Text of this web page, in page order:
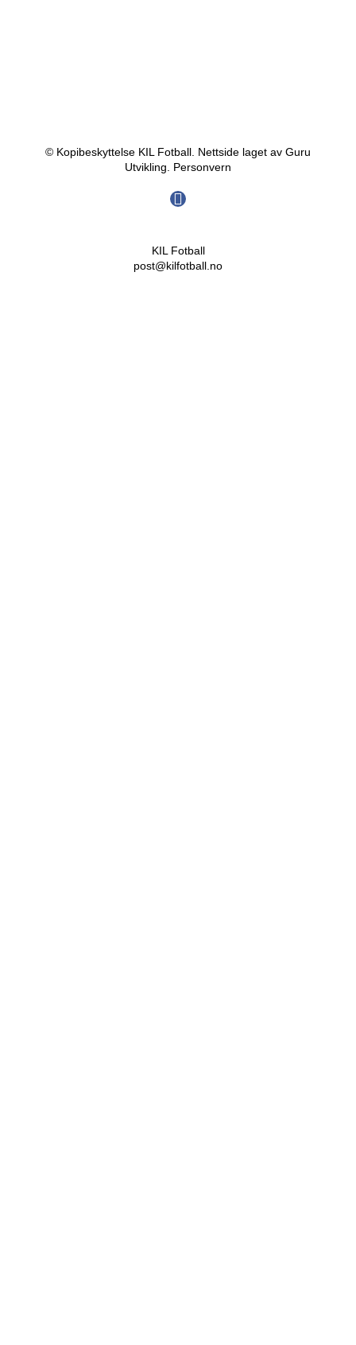
© Kopibeskyttelse KIL Fotball. Nettside laget av Guru
Utvikling. Personvern
KIL Fotball
post@kilfotball.no